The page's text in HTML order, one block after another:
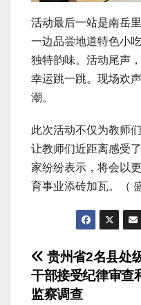
活动最后一站是南岳
一边品尝地道特色小
独特韵味。活动尾声
幸运跳一跳。现场欢
潮。
此次活动不仅为教师
让教师们近距离感受
家纷纷表示，将会以
育事业添砖加瓦。（
文
章
贵州省2名县处
干部接受纪律审查
监察调查